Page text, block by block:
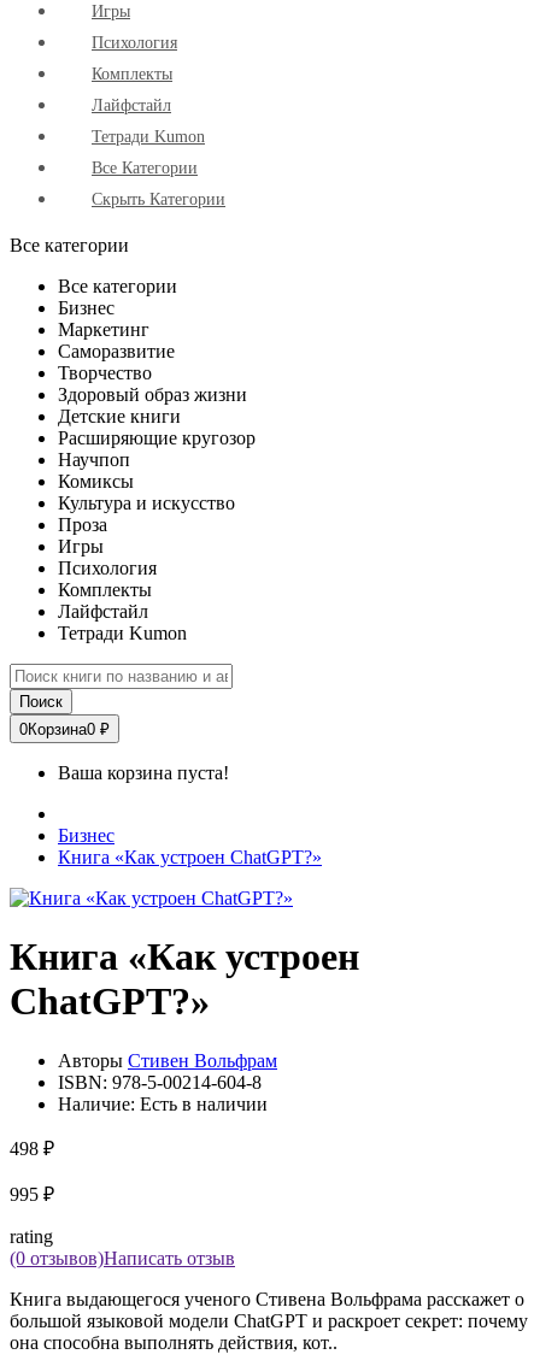
Игры
Психология
Комплекты
Лайфстайл
Тетради Kumon
Все Категории
Скрыть Категории
Все категории
Все категории
Бизнес
Маркетинг
Саморазвитие
Творчество
Здоровый образ жизни
Детские книги
Расширяющие кругозор
Научпоп
Комиксы
Культура и искусство
Проза
Игры
Психология
Комплекты
Лайфстайл
Тетради Kumon
Поиск
0Корзина0 ₽
Ваша корзина пуста!
Бизнес
Книга «Как устроен ChatGPT?»
Книга «Как устроен
ChatGPT?»
Авторы Стивен Вольфрам
ISBN: 978-5-00214-604-8
Наличие: Есть в наличии
498 ₽
995 ₽
rating
(0 отзывов)Написать отзыв
Книга выдающегося ученого Стивена Вольфрама расскажет о
большой языковой модели ChatGPT и раскроет секрет: почему
она способна выполнять действия, кот..